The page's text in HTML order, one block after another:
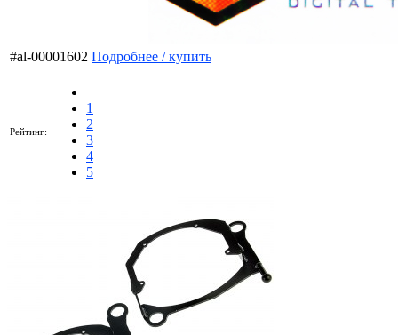
#al-00001602 Подробнее / купить
Рейтинг:
1
2
3
4
5